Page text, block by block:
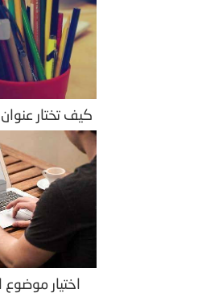
كيف تختار
اختيار موضوع